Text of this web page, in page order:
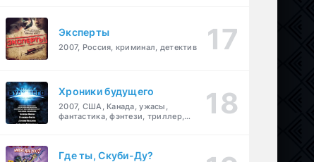
Эксперты
2007, Россия, криминал, детектив
Хроники будущего
2007, США, Канада, ужасы,
фантастика, фэнтези, триллер,
Где ты, Скуби-Ду?